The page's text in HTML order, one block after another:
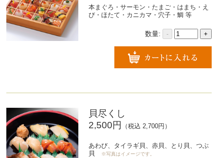
本まぐろ・サーモン・たまご・はまち・え
び・ほたて・カニカマ・穴子・鯛 等
数量: - +
貝尽くし
2,500円
（税込 2,700円）
あわび、タイラギ貝、赤貝、とり貝、つぶ
貝
※写真はイメージです。